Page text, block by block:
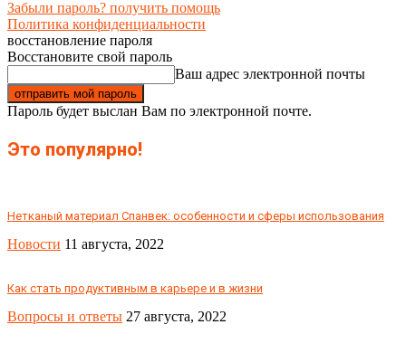
Забыли пароль? получить помощь
Политика конфиденциальности
восстановление пароля
Восстановите свой пароль
Ваш адрес электронной почты
Пароль будет выслан Вам по электронной почте.
Это популярно!
Нетканый материал Спанвек: особенности и сферы использования
Новости 11 августа, 2022
Как стать продуктивным в карьере и в жизни
Вопросы и ответы 27 августа, 2022